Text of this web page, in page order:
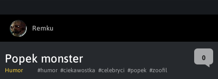
Remku
Popek monster 0
Humor #humor #ciekawostka #celebryci #popek #zoofil